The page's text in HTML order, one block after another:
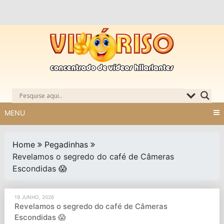
MENU
Home
Pegadinhas
Revelamos o segredo do café de Câmeras
Escondidas 😱
19 JUNHO, 2026
Revelamos o segredo do café de Câmeras
Escondidas 😱